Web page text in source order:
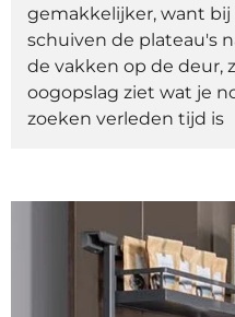
gemakkelijker, want
schuiven de plateau's
de vakken op de deur,
oogopslag ziet wat je
zoeken verleden tijd is